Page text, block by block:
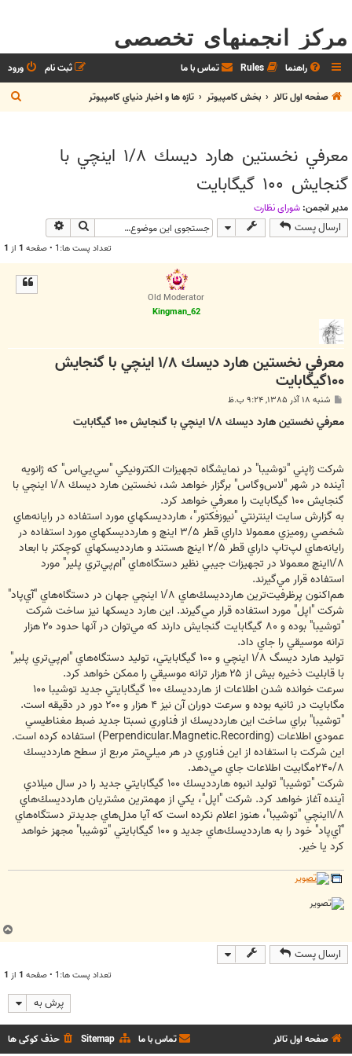
مرکز انجمنهای تخصصی
راهنما Rules تماس با ما ورود
ثبت نام
صفحه اول تالار
بخش كامپيوتر تازه ها و اخبار دنياي کامپيوتر
س
معرفي نخستين هارد ديسك ‪ ۱/۸‬اينچي با
گنجايش ‪ ۱۰۰‬گيگابايت
مدیر انجمن: شوراي نظارت
ارسال پست جستجو
تعداد پست ها:1 • صفحه 1 از 1
Old Moderator
Kingman_62
۱۰۰‬گيگابايت
ت
شنبه ۱۸ آذر ۱۳۸۵, ۹:۲۴ ب.ظ
معرفي نخستين هارد ديسك ‪ ۱/۸‬اينچي با گنجايش ‪ ۱۰۰‬گيگابايت
شركت ژاپني "توشيبا" در نمايشگاه تجهيزات الكترونيكي "سي‌يي‌اس" كه ژانويه
آينده در شهر "لاس‌وگاس" برگزار خواهد شد، نخستين هارد ديسك ‪۱/۸‬ اينچي با
گنجايش ‪ ۱۰۰‬گيگابايت را معرفي خواهد كرد.
به گزارش سايت اينترنتي "نيوزفكتور"، هاردديسكهاي مورد استفاده در رايانه‌هاي
شخصي روميزي معمولا داراي قطر ‪ ۳/۵‬اينچ و هاردديسكهاي مورد استفاده در
۱/۸‬اينچ معمولا در تجهيزات جيبي نظير دستگاه‌هاي "ام‌پي‌تري پلير" مورد
استفاده قرار مي‌گيرند.
هم‌اكنون پرظرفيت‌ترين هاردديسك‌هاي ‪ ۱/۸‬اينچي جهان در دستگاه‌هاي "آي‌پاد"
شركت "اپل" مورد استفاده قرار مي‌گيرند. اين هارد ديسكها نيز ساخت شركت
"توشيبا" بوده و ‪ ۸۰‬گيگابايت گنجايش دارند كه مي‌توان در آنها حدود ‪ ۲۰‬هزار
ترانه موسيقي را جاي داد.
توليد هارد ديسگ ‪ ۱/۸‬اينچي و ‪ ۱۰۰‬گيگابايتي، توليد دستگاه‌هاي "ام‌پي‌تري پلير"
با قابليت ذخيره بيش از ‪ ۲۵‬هزار ترانه موسيقي را ممكن خواهد كرد.
مگابايت در ثانيه بوده و سرعت دوران آن نيز ‪ ۴‬هزار و ‪ ۲۰۰‬دور در دقيقه است.
"توشيبا" براي ساخت اين هاردديسك از فناوري نسبتا جديد ضبط مغناطيسي
عمودي اطلاعات (‪ (Perpendicular.Magnetic.Recording‬استفاده كرده است.
۲۴۰/۸‬مگابيت اطلاعات جاي مي‌دهد.
شركت "توشيبا" توليد انبوه هاردديسك ‪ ۱۰۰‬گيگابايتي جديد را در سال ميلادي
۱/۸‬اينچي "توشيبا"، هنوز اعلام نكرده است كه آيا مدل‌هاي جديدتر دستگاه‌هاي
"آي‌پاد" خود را به هاردديسك‌هاي جديد و ‪ ۱۰۰‬گيگابايتي "توشيبا" مجهز خواهد
كرد يا خير.
ارسال پست
تعداد پست ها:1 • صفحه 1 از 1
پرش به
صفحه اول تالار حذف کوکی ها Sitemap تماس با ما